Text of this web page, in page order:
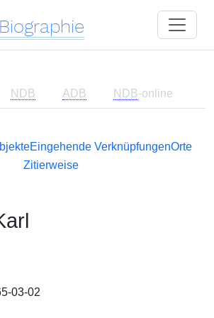
Biographie
NDB ADB NDB-online
Eingehende VerknüpfungenOrte
Zitierweise
03-02